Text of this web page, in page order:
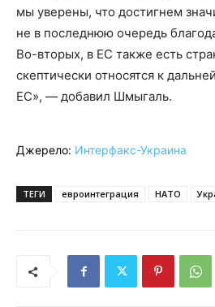
мы уверены, что достигнем
не в последнюю очередь
Во-вторых, в ЕС также есть
скептически относятся к
ЕС», — добавил Шмыгаль.
Джерело: Интерфакс-Украина
ТЕГИ евроинтеграция НАТО